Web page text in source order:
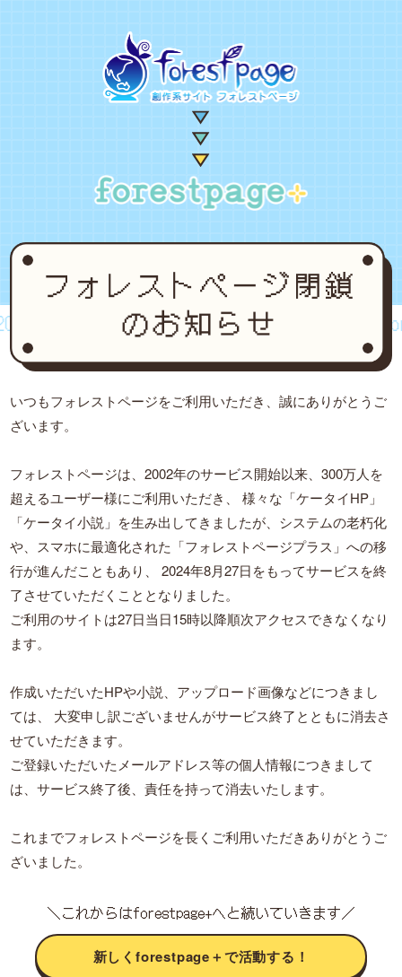
forestpage forever...2002~2024
いつもフォレストページをご利用いただき、誠にありがとうご
ざいます。
フォレストページは、2002年のサービス開始以来、300万人を
超えるユーザー様にご利用いただき、
様々な「ケータイHP」
「ケータイ小説」を生み出してきましたが、システムの老朽化
や、スマホに最適化された「フォレストページプラス」への移
行が進んだこともあり、
2024年8月27日をもってサービスを終
了させていただくこととなりました。
ご利用のサイトは27日当日15時以降順次アクセスできなくなり
ます。
作成いただいたHPや小説、アップロード画像などにつきまし
ては、
大変申し訳ございませんがサービス終了とともに消去さ
せていただきます。
ご登録いただいたメールアドレス等の個人情報につきまして
は、サービス終了後、責任を持って消去いたします。
これまでフォレストページを長くご利用いただきありがとうご
ざいました。
＼これからはforestpage+へと続いていきます／
新しくforestpage＋で活動する！